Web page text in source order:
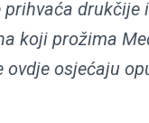
drukčije
koji prožima
ovdje osjećaju